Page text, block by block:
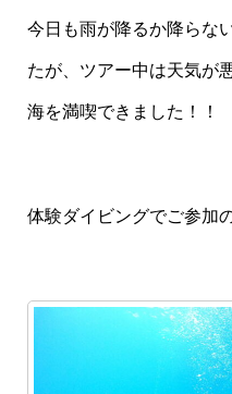
今日も雨が降るか降らな
たが、ツアー中は天気が
海を満喫できました！！
体験ダイビングでご参加